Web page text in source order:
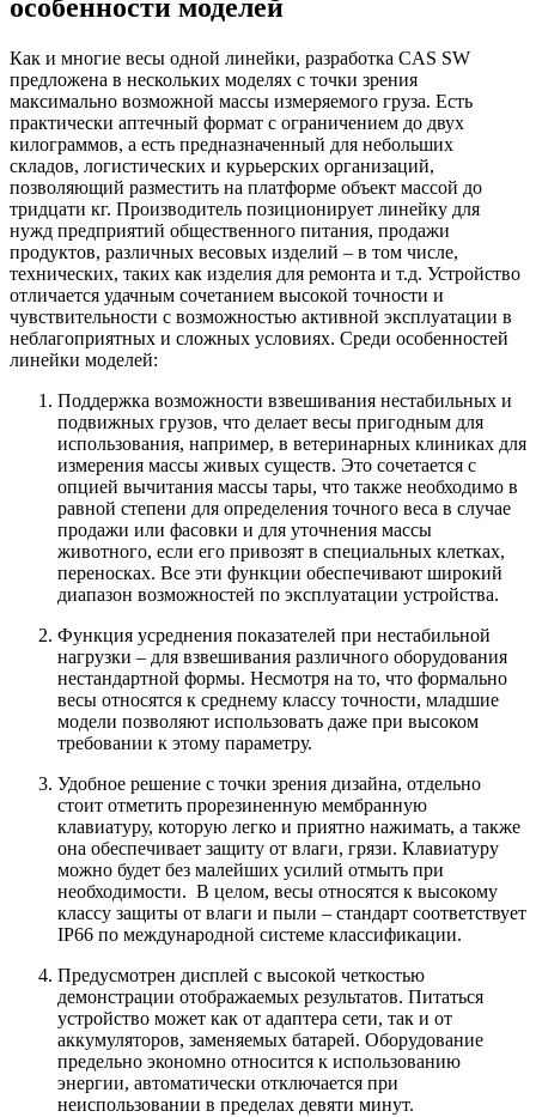
особенности моделей
Как и многие весы одной линейки, разработка CAS SW
предложена в нескольких моделях с точки зрения
максимально возможной массы измеряемого груза. Есть
практически аптечный формат с ограничением до двух
килограммов, а есть предназначенный для небольших
складов, логистических и курьерских организаций,
позволяющий разместить на платформе объект массой до
тридцати кг. Производитель позиционирует линейку для
нужд предприятий общественного питания, продажи
продуктов, различных весовых изделий – в том числе,
технических, таких как изделия для ремонта и т.д. Устройство
отличается удачным сочетанием высокой точности и
чувствительности с возможностью активной эксплуатации в
неблагоприятных и сложных условиях. Среди особенностей
линейки моделей:
Поддержка возможности взвешивания нестабильных и
подвижных грузов, что делает весы пригодным для
использования, например, в ветеринарных клиниках для
измерения массы живых существ. Это сочетается с
опцией вычитания массы тары, что также необходимо в
равной степени для определения точного веса в случае
продажи или фасовки и для уточнения массы
животного, если его привозят в специальных клетках,
переносках. Все эти функции обеспечивают широкий
диапазон возможностей по эксплуатации устройства.
Функция усреднения показателей при нестабильной
нагрузки – для взвешивания различного оборудования
нестандартной формы. Несмотря на то, что формально
весы относятся к среднему классу точности, младшие
модели позволяют использовать даже при высоком
требовании к этому параметру.
Удобное решение с точки зрения дизайна, отдельно
стоит отметить прорезиненную мембранную
клавиатуру, которую легко и приятно нажимать, а также
она обеспечивает защиту от влаги, грязи. Клавиатуру
можно будет без малейших усилий отмыть при
необходимости. В целом, весы относятся к высокому
классу защиты от влаги и пыли – стандарт соответствует
IP66 по международной системе классификации.
Предусмотрен дисплей с высокой четкостью
демонстрации отображаемых результатов. Питаться
устройство может как от адаптера сети, так и от
аккумуляторов, заменяемых батарей. Оборудование
предельно экономно относится к использованию
энергии, автоматически отключается при
неиспользовании в пределах девяти минут.